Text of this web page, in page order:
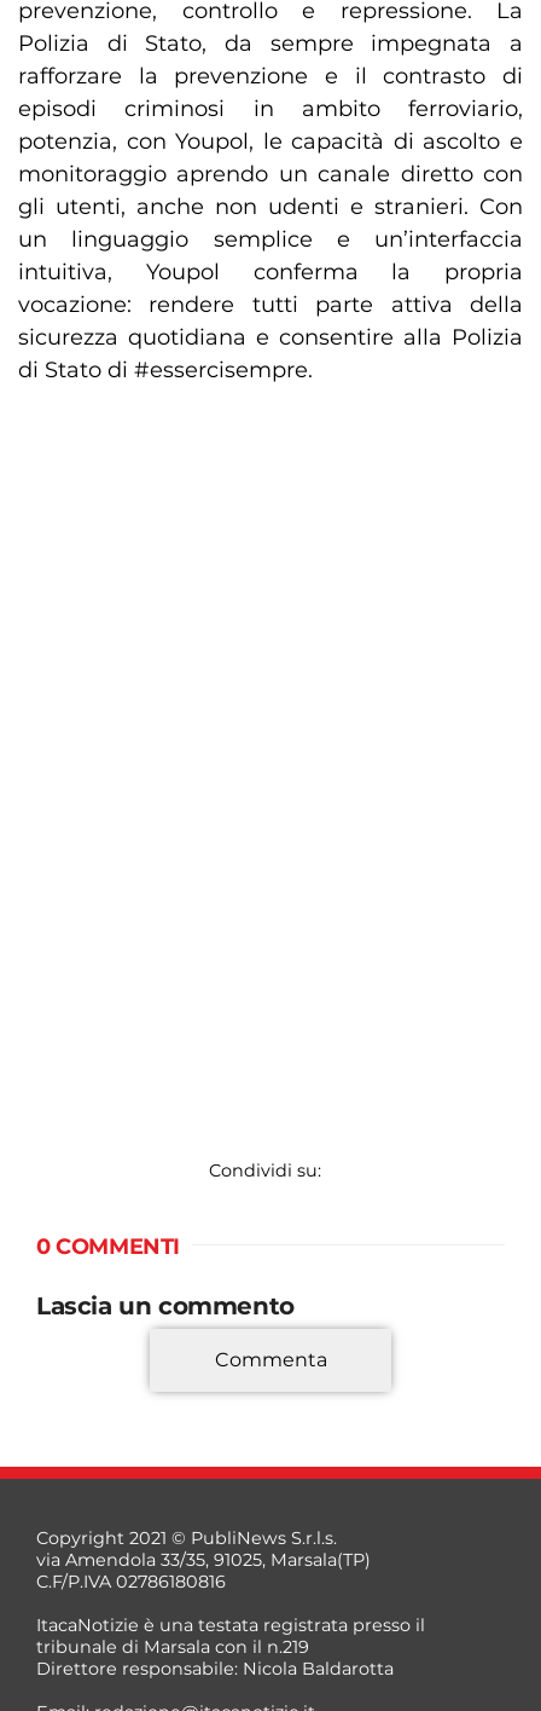
prevenzione, controllo e repressione. La
Polizia di Stato, da sempre impegnata a
rafforzare la prevenzione e il contrasto di
episodi criminosi in ambito ferroviario,
potenzia, con Youpol, le capacità di ascolto e
monitoraggio aprendo un canale diretto con
gli utenti, anche non udenti e stranieri. Con
un linguaggio semplice e un’interfaccia
intuitiva, Youpol conferma la propria
vocazione: rendere tutti parte attiva della
sicurezza quotidiana e consentire alla Polizia
di Stato di #essercisempre.
Condividi su:
0 COMMENTI
Lascia un commento
*
Commenta
Copyright 2021 © PubliNews S.r.l.s.
via Amendola 33/35, 91025, Marsala(TP)
C.F/P.IVA 02786180816
ItacaNotizie è una testata registrata presso il
tribunale di Marsala con il n.219
Direttore responsabile: Nicola Baldarotta